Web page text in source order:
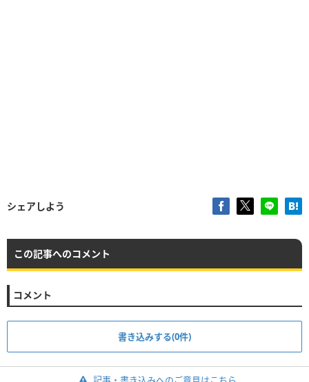
シェアしよう
この記事へのコメント
コメント
書き込みする(0件)